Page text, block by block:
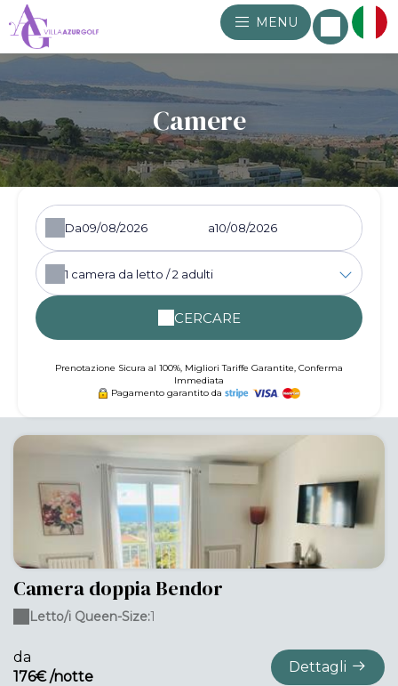
MENU
Camere
Da a
1 camera da letto /2 adulti
CERCARE
Prenotazione Sicura al 100%, Migliori Tariffe Garantite, Conferma
Immediata
Pagamento garantito da
Camera doppia Bendor
da
176€ /notte
Dettagli
Letto/i Queen-Size:1